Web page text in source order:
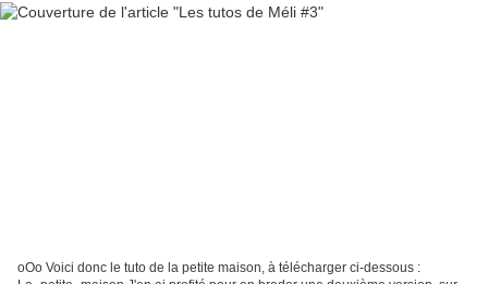
oOo Voici donc le tuto de la petite maison, à télécharger ci-dessous :